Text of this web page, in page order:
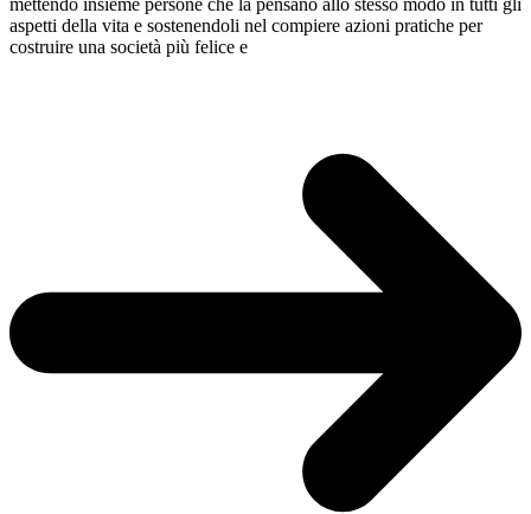
mettendo insieme persone che la pensano allo stesso modo in tutti gli
aspetti della vita e sostenendoli nel compiere azioni pratiche per
costruire una società più felice e